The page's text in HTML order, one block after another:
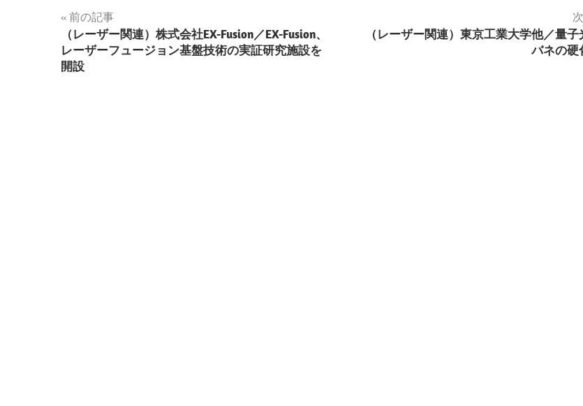
投
稿
ナ
前の記事
（レーザー関連）株式会社EX-Fusion／EX-Fusion、
レーザーフュージョン基盤技術の実証研究施設を
開設
（レーザー関連）東京工業大学他／量
バネの硬